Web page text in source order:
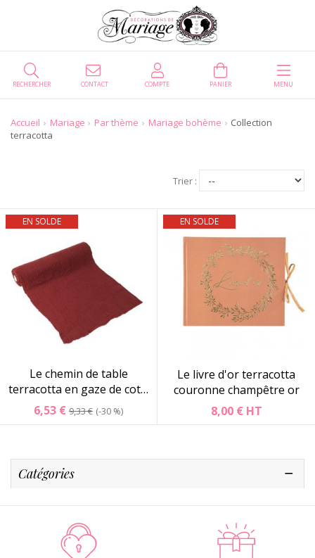
CONTACT
RECHERCHER COMPTE PANIER MENU
Catégories
Accueil Mariage Par thème Mariage bohème
Collection
terracotta
Trier :
EN SOLDE
Le chemin de table
terracotta en gaze de cot…
6,53 € 9,33 € -30 %
EN SOLDE
Le livre d'or terracotta
couronne champêtre or
8,00 € HT